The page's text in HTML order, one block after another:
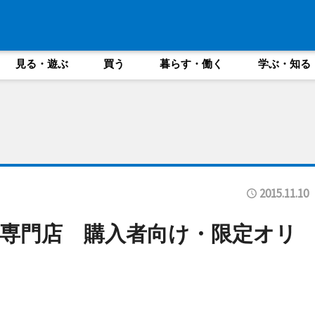
見る・遊ぶ 買う 暮らす・働く 学ぶ・知る
2015.11.10
門店 購入者向け・限定オリ